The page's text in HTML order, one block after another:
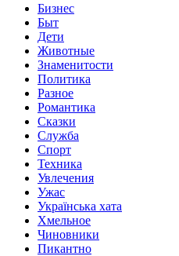
Бизнес
Быт
Дети
Животные
Знаменитости
Политика
Разное
Романтика
Сказки
Служба
Спорт
Техника
Увлечения
Ужас
Українська хата
Хмельное
Чиновники
Пикантно